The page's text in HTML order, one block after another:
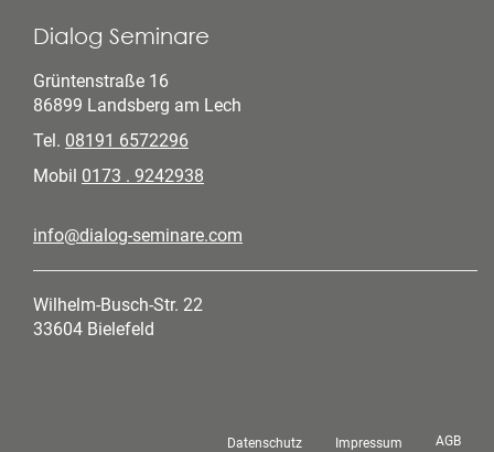
Dialog Seminare
Grüntenstraße 16
86899 Landsberg am Lech
Tel. 08191 6572296
Mobil 0173 . 9242938
info@dialog-seminare.com
Wilhelm-Busch-Str. 22
33604 Bielefeld
AGB
Impressum
Datenschutz